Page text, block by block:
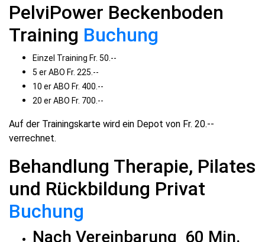
PelviPower Beckenboden
Training Buchung
Einzel Training Fr. 50.--
5 er ABO Fr. 225.--
10 er ABO Fr. 400.--
20 er ABO Fr. 700.--
Auf der Trainingskarte wird ein Depot von Fr. 20.--
verrechnet.
Behandlung Therapie, Pilates
und Rückbildung Privat
Buchung
Nach Vereinbarung 60 Min.